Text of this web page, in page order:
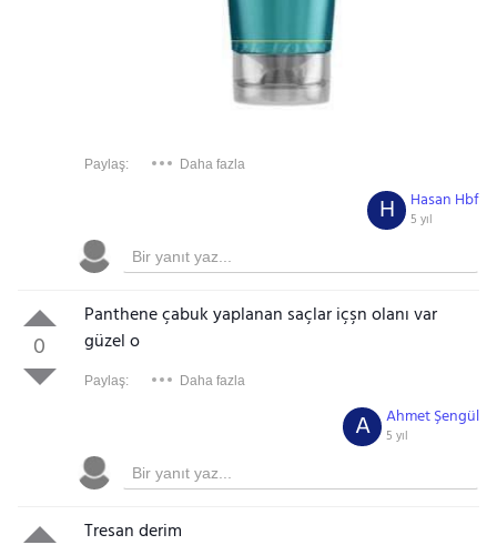
Paylaş: Daha fazla
Hasan Hbf
5 yıl
H
0
Panthene çabuk yaplanan saçlar içşn olanı var
güzel o
Paylaş: Daha fazla
Ahmet Şengül
5 yıl
A
Tresan derim